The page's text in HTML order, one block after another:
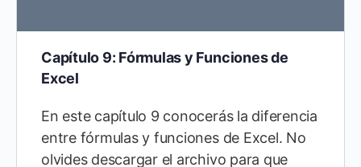
Capítulo 9: Fórmulas y Funciones de
Excel
En este capítulo 9 conocerás la diferencia
entre fórmulas y funciones de Excel. No
olvides descargar el archivo para que